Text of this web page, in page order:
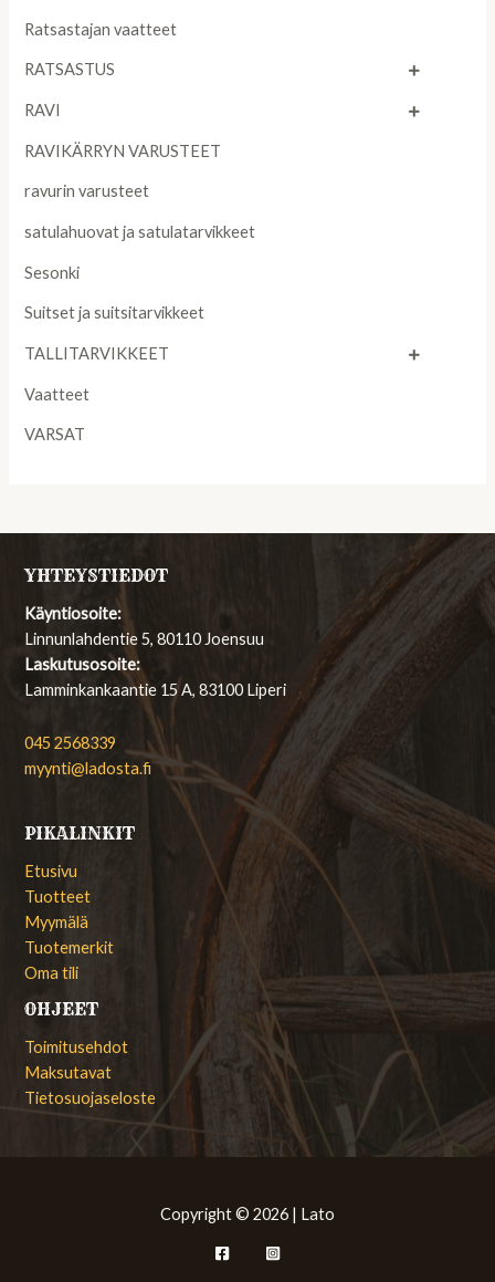
Ratsastajan vaatteet
RATSASTUS
RAVI
RAVIKÄRRYN VARUSTEET
ravurin varusteet
satulahuovat ja satulatarvikkeet
Sesonki
Suitset ja suitsitarvikkeet
TALLITARVIKKEET
Vaatteet
VARSAT
YHTEYSTIEDOT
Käyntiosoite:
Linnunlahdentie 5, 80110 Joensuu
Laskutusosoite:
Lamminkankaantie 15 A, 83100 Liperi
045 2568339
myynti@ladosta.fi
PIKALINKIT
Etusivu
Tuotteet
Myymälä
Tuotemerkit
Oma tili
OHJEET
Toimitusehdot
Maksutavat
Tietosuojaseloste
Copyright © 2026 | Lato